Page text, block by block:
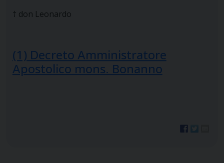
† don Leonardo
(1) Decreto Amministratore
Apostolico mons. Bonanno